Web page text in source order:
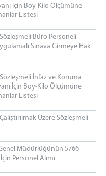
İçin Boy-Kilo Ölçümüne
Listesi
Büro Personeli
Sınava Girmeye Hak
İnfaz ve Koruma
İçin Boy-Kilo Ölçümüne
Listesi
Üzere Sözleşmeli
Müdürlüğünün 5766
Personel Alımı